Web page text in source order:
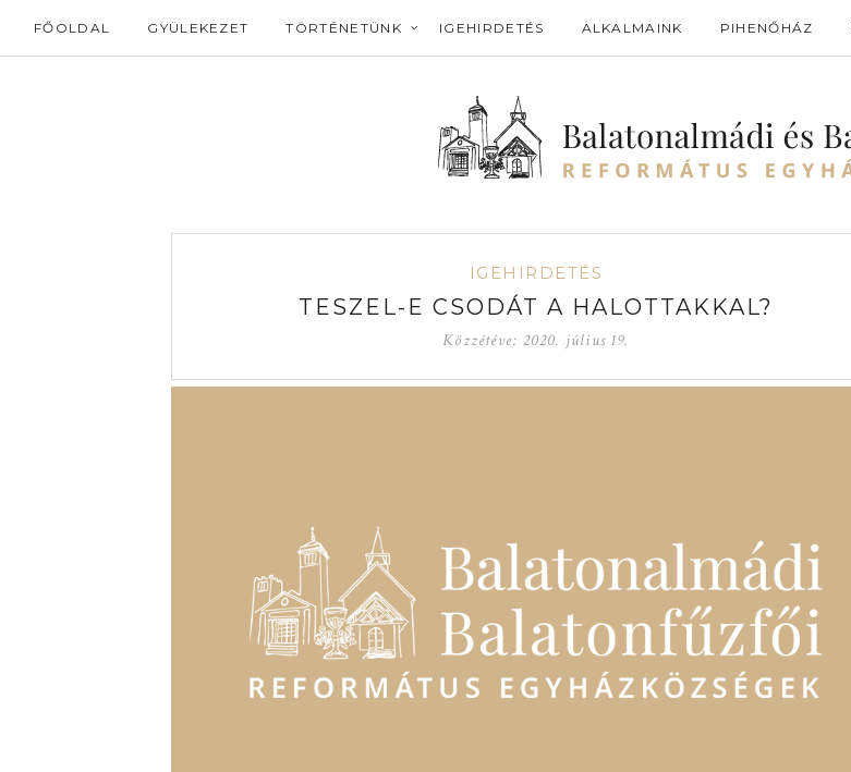
FŐOLDAL GYÜLEKEZET TÖRTÉNETÜNK IGEHIRDETÉS ALKALMAINK PIHENŐHÁZ
IGEHIRDETÉS
TESZEL-E CSODÁT A HALOTTAKKAL?
Közzétéve: 2020. július 19.